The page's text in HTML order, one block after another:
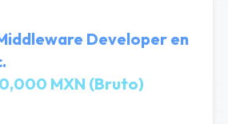
Developer en
MXN (Bruto)